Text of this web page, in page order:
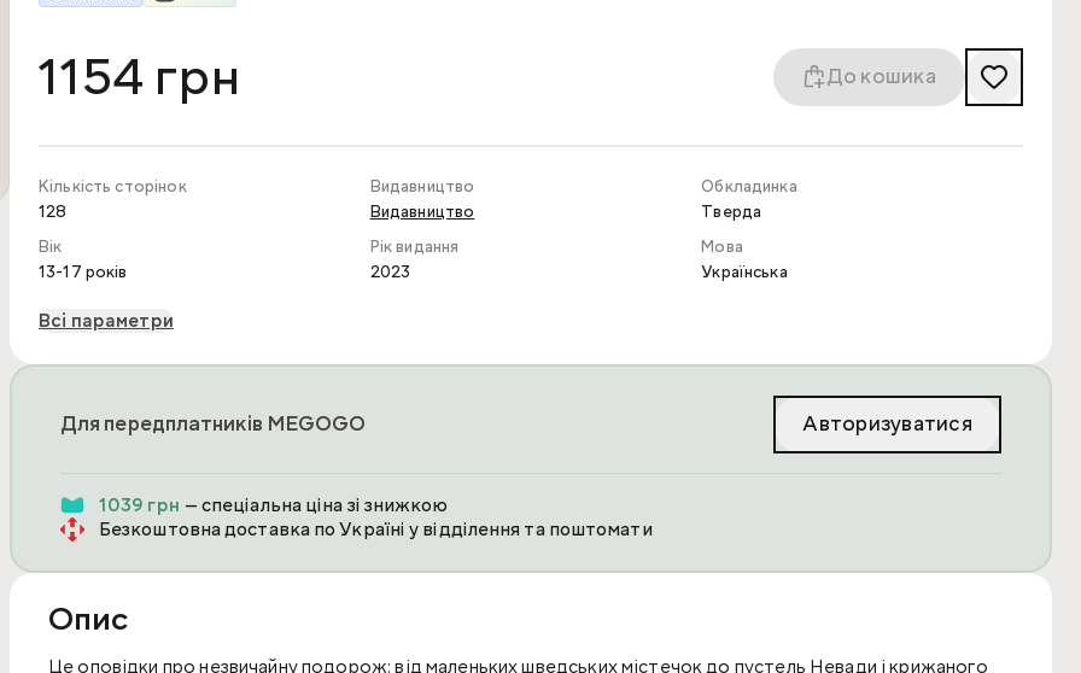
1154 грн До кошика
Кількість сторінок
128
Видавництво
Видавництво
Обкладинка
Тверда
Вік
13-17 років
Рік видання
2023
Мова
Українська
Всі параметри
Для передплатників MEGOGO Авторизуватися
1039 грн — спеціальна ціна зі знижкою
Безкоштовна доставка по Україні у відділення та поштомати
Опис
Це оповідки про незвичайну подорож: від маленьких шведських містечок до пустель Невади і крижаного